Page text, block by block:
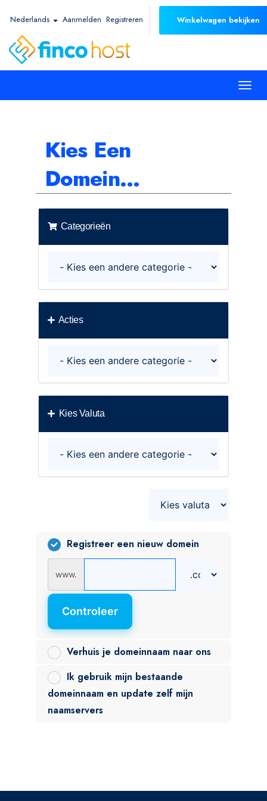
Nederlands Aanmelden Registreren Winkelwagen bekijken
Kies Een
Domein...
Categorieën
Acties
Kies Valuta
Registreer een nieuw domein
www.
Controleer
Verhuis je domeinnaam naar ons
Ik gebruik mijn bestaande
domeinnaam en update zelf mijn
naamservers